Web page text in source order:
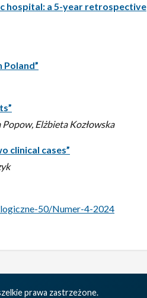
hospital: a 5-year retrospective
Elżbieta Kozłowska
clinical cases”
50/Numer-4-2024
prawa zastrzeżone.